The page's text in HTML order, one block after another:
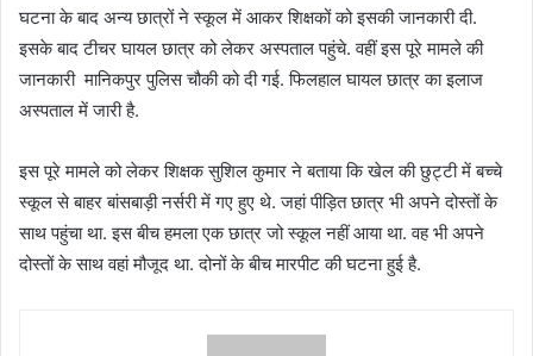
घटना के बाद अन्य छात्रों ने स्कूल में आकर शिक्षकों को इसकी जानकारी दी.
इसके बाद टीचर घायल छात्र को लेकर अस्पताल पहुंचे. वहीं इस पूरे मामले की
जानकारी मानिकपुर पुलिस चौकी को दी गई. फिलहाल घायल छात्र का इलाज
अस्पताल में जारी है.
इस पूरे मामले को लेकर शिक्षक सुशिल कुमार ने बताया कि खेल की छुट्टी में बच्चे
स्कूल से बाहर बांसबाड़ी नर्सरी में गए हुए थे. जहां पीड़ित छात्र भी अपने दोस्तों के
साथ पहुंचा था. इस बीच हमला एक छात्र जो स्कूल नहीं आया था. वह भी अपने
दोस्तों के साथ वहां मौजूद था. दोनों के बीच मारपीट की घटना हुई है.